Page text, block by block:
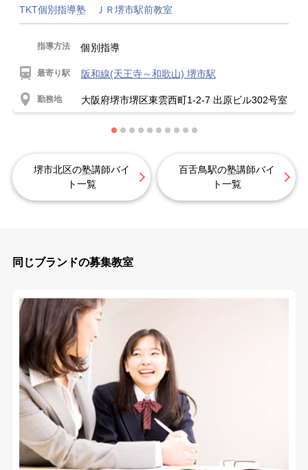
TKT個別指導塾 ＪＲ堺市駅前教室
指導方法 個別指導
最寄り駅 阪和線(天王寺～和歌山) 堺市駅
勤務地 大阪府堺市堺区東雲西町1-2-7 出原ビル302号室
堺市北区の塾講師バイ
ト一覧
百舌鳥駅の塾講師バイ
ト一覧
同じブランドの募集教室